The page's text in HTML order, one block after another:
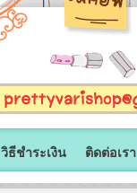
วิธีชำระเงิน ติดต่อเรา